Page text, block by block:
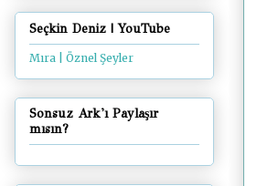
Seçkin Deniz | YouTube
Mıra | Öznel Şeyler
Sonsuz Ark'ı Paylaşır
mısın?